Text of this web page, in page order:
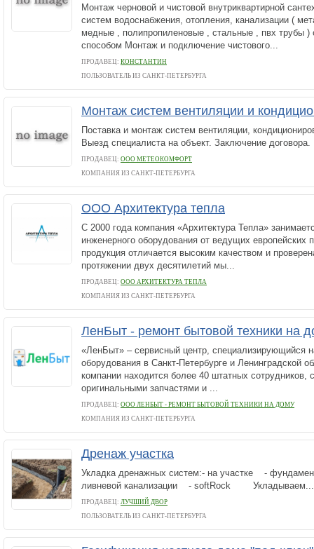
Монтаж черновой и чистовой внутриквартирной
систем водоснабжения, отопления, канализации (
медные , полипропиленовые , стальные , пвх трубы
способом Монтаж и подключение чистового...
ПРОДАВЕЦ: КОНСТАНТИН
ПОЛЬЗОВАТЕЛЬ ИЗ САНКТ-ПЕТЕРБУРГА
Монтаж систем вентиляции и
Поставка и монтаж систем вентиляции,
Выезд специалиста на объект. Заключение договора.
ПРОДАВЕЦ: ООО МЕТЕОКОМФОРТ
КОМПАНИЯ ИЗ САНКТ-ПЕТЕРБУРГА
ООО Архитектура тепла
С 2000 года компания «Архитектура Тепла»
инженерного оборудования от ведущих европейских
продукция отличается высоким качеством и
протяжении двух десятилетий мы...
ПРОДАВЕЦ: ООО АРХИТЕКТУРА ТЕПЛА
КОМПАНИЯ ИЗ САНКТ-ПЕТЕРБУРГА
ЛенБыт - ремонт бытовой техники на
«ЛенБыт» – сервисный центр, специализирующийся
оборудования в Санкт-Петербурге и Ленинградской
компании находится более 40 штатных сотрудников,
оригинальными запчастями и ...
ПРОДАВЕЦ: ООО ЛЕНБЫТ - РЕМОНТ БЫТОВОЙ ТЕХНИКИ НА ДОМУ
КОМПАНИЯ ИЗ САНКТ-ПЕТЕРБУРГА
Дренаж участка
Укладка дренажных систем:- на участке -
ливневой канализации - softRock Укладываем...
ПРОДАВЕЦ: ЛУЧШИЙ ДВОР
ПОЛЬЗОВАТЕЛЬ ИЗ САНКТ-ПЕТЕРБУРГА